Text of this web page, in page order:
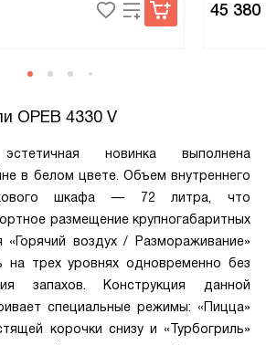
45 380
OPEB 4330 V
новинка выполнена
в белом цвете. Объем внутреннего
шкафа — 72 литра, что
размещение крупногабаритных
«Горячий воздух / Размораживание»
на трех уровнях одновременно без
запахов. Конструкция данной
специальные режимы: «Пицца»
корочки снизу и «Турбогриль»